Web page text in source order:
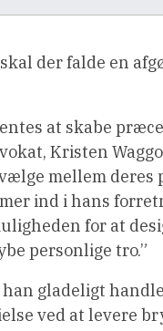
der falde en
at skabe
Kristen
mellem
ind i hans
for at
personlige tro.”
gladeligt
ved at levere